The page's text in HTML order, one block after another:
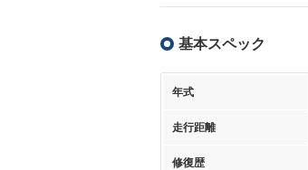
基本スペック
年式
走行距離
修復歴